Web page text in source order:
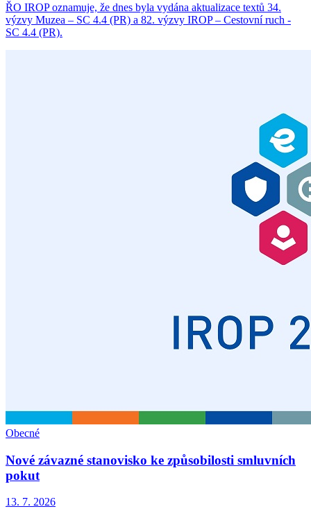
ŘO IROP oznamuje, že dnes byla vydána aktualizace textů 34.
výzvy Muzea – SC 4.4 (PR) a 82. výzvy IROP – Cestovní ruch -
SC 4.4 (PR).
Obecné
Nové závazné stanovisko ke způsobilosti smluvních
pokut
13. 7. 2026